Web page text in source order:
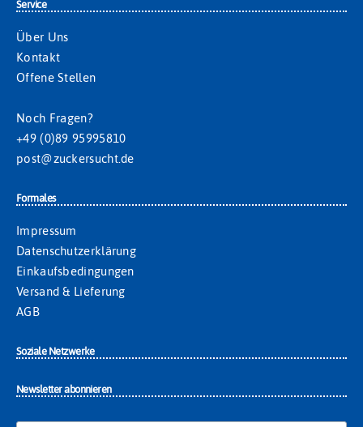
Service
Über Uns
Kontakt
Offene Stellen
Noch Fragen?
+49 (0)89 95995810
post@zuckersucht.de
Formales
Impressum
Datenschutzerklärung
Einkaufsbedingungen
Versand & Lieferung
AGB
Soziale Netzwerke
Newsletter abonnieren